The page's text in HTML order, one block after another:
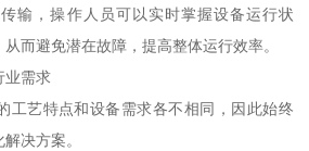
输，操作人员可以实时掌握设备运行状
而避免潜在故障，提高整体运行效率。
业需求
工艺特点和设备需求各不相同，因此始终
决方案。